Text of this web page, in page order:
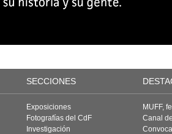
SECCIONES
Exposiciones
Fotografías del CdF
Investigación
MUFF,
Canal